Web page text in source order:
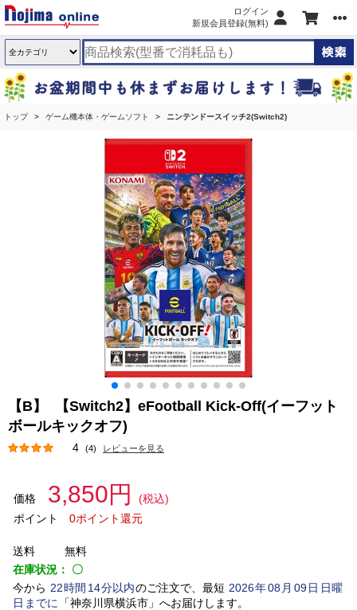
ログイン
新規会員登録(無料)
トップ ゲーム機本体・ゲームソフト ニンテンドースイッチ2(Switch2)
【B】 【Switch2】eFootball Kick-Off(イーフット
ボールキックオフ)
4 (4) レビューを見る
価格 3,850円
(税込)
ポイント
0ポイント還元
送料
無料
在庫状況： 〇
今から 22時間 14分以内のご注文で、最短 2026年08 月 09日日曜
日 までに 「神奈川県横浜市」 へお届けします。